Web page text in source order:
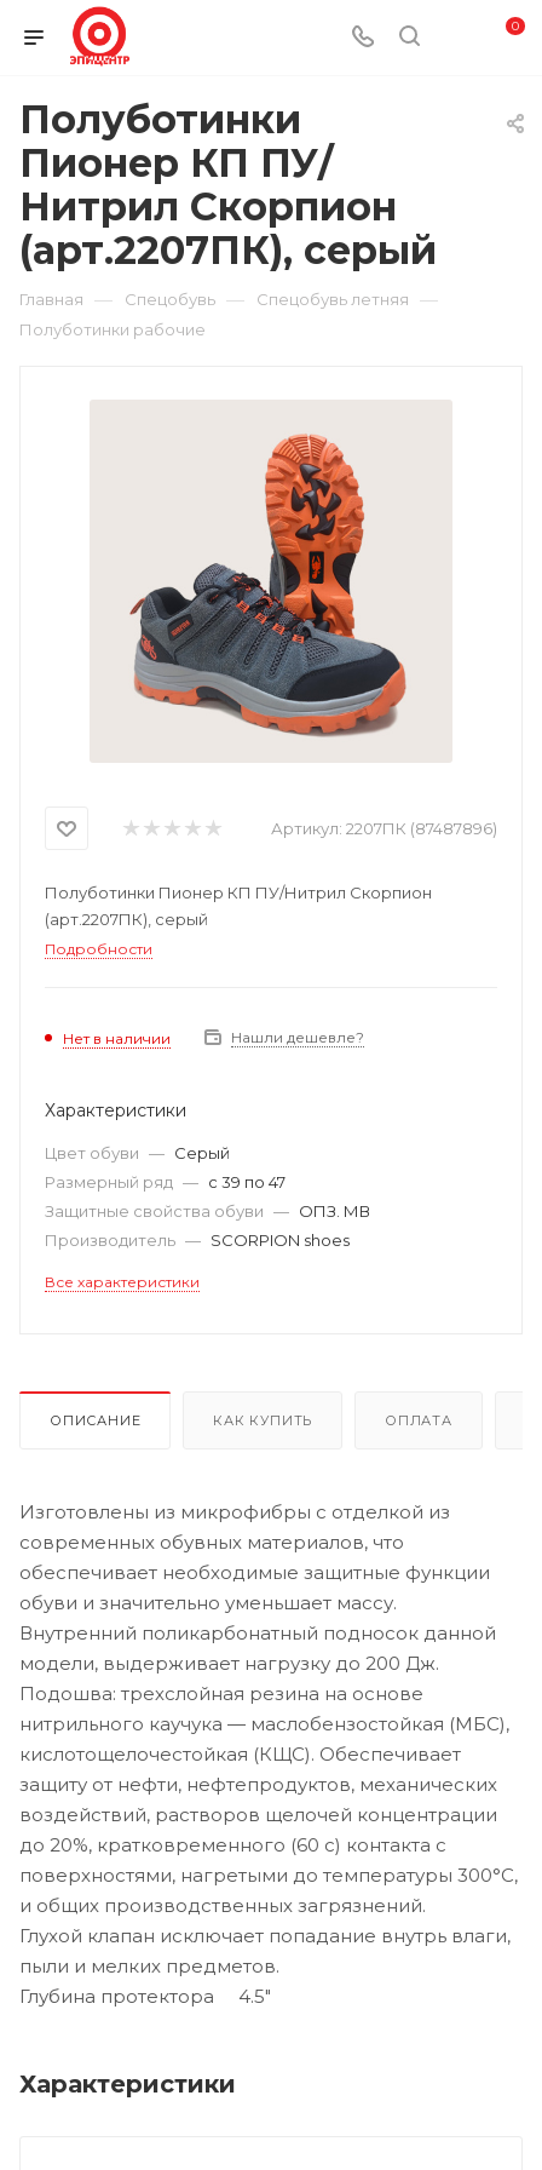
0
Полуботинки
Пионер КП ПУ/
Нитрил Скорпион
(арт.2207ПК), серый
Главная — Спецобувь — Спецобувь летняя —
Полуботинки рабочие
Артикул: 2207ПК (87487896)
Полуботинки Пионер КП ПУ/Нитрил Скорпион
(арт.2207ПК), серый
Подробности
Нет в наличии Нашли дешевле?
Характеристики
Цвет обуви — Серый
Размерный ряд — с 39 по 47
Защитные свойства обуви — ОПЗ. МВ
Производитель — SCORPION shoes
Все характеристики
ОПИСАНИЕ КАК КУПИТЬ ОПЛАТА
Изготовлены из микрофибры с отделкой из
современных обувных материалов, что
обеспечивает необходимые защитные функции
обуви и значительно уменьшает массу.
Внутренний поликарбонатный подносок данной
модели, выдерживает нагрузку до 200 Дж.
Подошва: трехслойная резина на основе
нитрильного каучука — маслобензостойкая (МБС),
кислотощелочестойкая (КЩС). Обеспечивает
защиту от нефти, нефтепродуктов, механических
воздействий, растворов щелочей концентрации
до 20%, кратковременного (60 с) контакта с
поверхностями, нагретыми до температуры 300°С,
и общих производственных загрязнений.
Глухой клапан исключает попадание внутрь влаги,
пыли и мелких предметов.
Глубина протектора 4.5"
Характеристики